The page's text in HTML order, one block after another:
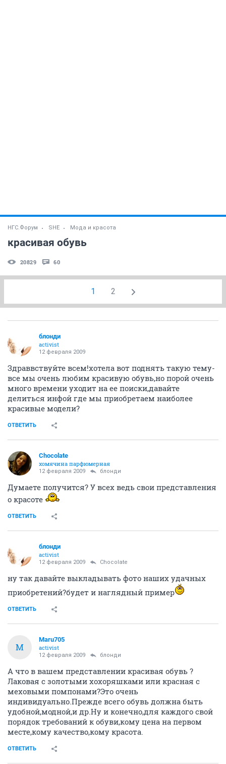
НГС.Форум SHE Мода и красота
красивая обувь
20829 60
1 2
блонди
activist
12 февраля 2009
Здраввствуйте всем!хотела вот поднять такую тему-
все мы очень любим красивую обувь,но порой очень
много времени уходит на ее поиски,давайте
делиться инфой где мы приобретаем наиболее
красивые модели?
ОТВЕТИТЬ
Chocolate
хомячина парфюмерная
12 февраля 2009 блонди
Думаете получится? У всех ведь свои представления
о красоте
ОТВЕТИТЬ
блонди
activist
12 февраля 2009 Chocolate
ну так давайте выкладывать фото наших удачных
приобретений?будет и наглядный пример
ОТВЕТИТЬ
M
Maru705
activist
12 февраля 2009 блонди
А что в вашем представлении красивая обувь ?
Лаковая с золотыми хохоряшками или красная с
меховыми помпонами?Это очень
индивидуально.Прежде всего обувь должна быть
удобной,модной,и др.Ну и конечно,для каждого свой
порядок требований к обуви,кому цена на первом
месте,кому качество,кому красота.
ОТВЕТИТЬ